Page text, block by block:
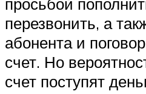
перезвонить, а
абонента и
счет. Но
счет поступят